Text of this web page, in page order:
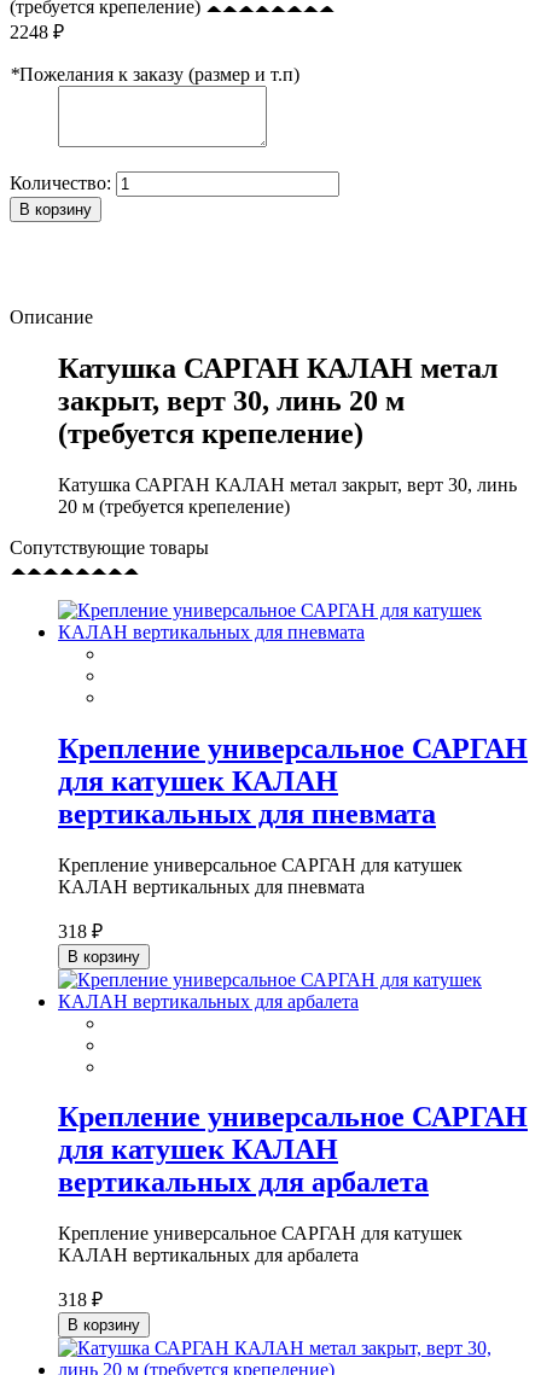
(требуется крепеление)
2248 ₽
*Пожелания к заказу (размер и т.п)
Количество:
В корзину
Описание
Катушка САРГАН КАЛАН метал
закрыт, верт 30, линь 20 м
(требуется крепеление)
Катушка САРГАН КАЛАН метал закрыт, верт 30, линь
20 м (требуется крепеление)
Сопутствующие товары
Крепление универсальное САРГАН
для катушек КАЛАН
вертикальных для пневмата
Крепление универсальное САРГАН для катушек
КАЛАН вертикальных для пневмата
318 ₽
В корзину
Крепление универсальное САРГАН
для катушек КАЛАН
вертикальных для арбалета
Крепление универсальное САРГАН для катушек
КАЛАН вертикальных для арбалета
318 ₽
В корзину